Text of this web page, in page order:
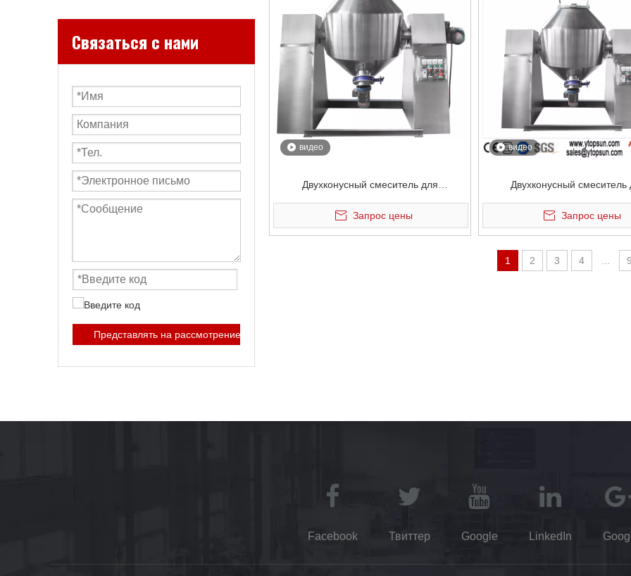
Связаться с нами
Представлять на рассмотрение
видео
Двухконусный смеситель для
порошкового покрытия на 100 л
Запрос цены
видео
Двухконусный смеситель
порошкового порошкового
л
Запрос цены
1 2 3 4
Facebook Твиттер Google LinkedIn